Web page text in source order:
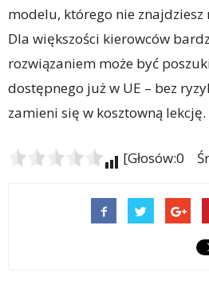
modelu, którego nie
Dla większości kierowców
rozwiązaniem może być
dostępnego już w UE – bez
zamieni się w kosztowną lekcję.
[Głosów:0